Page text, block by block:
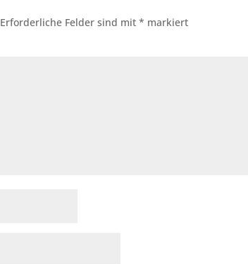
Erforderliche Felder sind mit* markiert